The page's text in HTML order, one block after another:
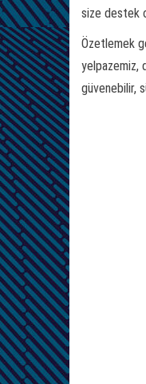
size destek
Özetlemek
yelpazemiz,
güvenebilir,